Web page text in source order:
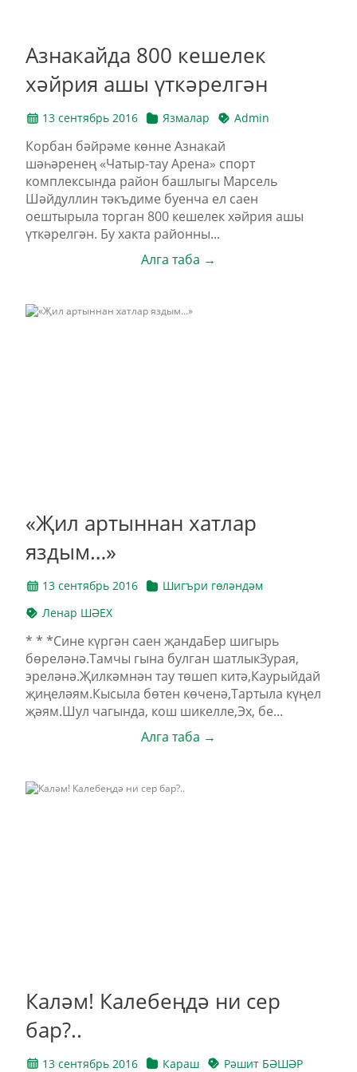
Азнакайда 800 кешелек
хәйрия ашы үткәрелгән
13 сентябрь 2016 Язмалар Admin
Корбан бәйрәме көнне Азнакай
шәһәренең «Чатыр-тау Арена» спорт
комплексында район башлыгы Марсель
Шәйдуллин тәкъдиме буенча ел саен
оештырыла торган 800 кешелек хәйрия ашы
үткәрелгән. Бу хакта районны...
Алга таба →
«Җил артыннан хатлар
яздым…»
13 сентябрь 2016
Шигъри гөләндәм
Ленар ШӘЕХ
* * *Сине күргән саен җандаБер шигырь
бөреләнә.Тамчы гына булган шатлыкЗурая,
эреләнә.Җилкәмнән тау төшеп китә,Каурыйдай
җиңеләям.Кысыла бөтен көченә,Тартыла күңел
җәям.Шул чагында, кош шикелле,Эх, бе...
Алга таба →
Каләм! Калебеңдә ни сер
бар?..
13 сентябрь 2016 Караш Рәшит БӘШӘР